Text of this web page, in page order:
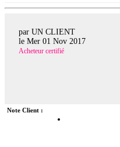
par UN CLIENT
le Mer 01 Nov 2017
Acheteur certifié
Note Client :